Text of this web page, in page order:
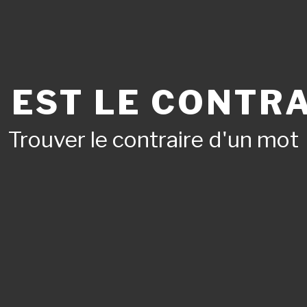
EST LE
Trouver le contraire d'un mot